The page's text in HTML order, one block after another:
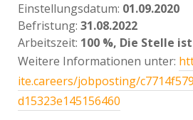
Ein­stellungs­datum: 01.09.2020
Befristung: 31.08.2022
Arbeitszeit: 100 %, Die Stelle
Weitere Informationen unter:
ite.careers/jobposting/
d15323e145156460